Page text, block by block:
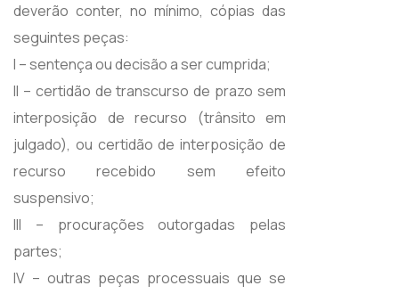
deverão conter, no mínimo, cópias das
seguintes peças:
I – sentença ou decisão a ser cumprida;
II – certidão de transcurso de prazo sem
interposição de recurso (trânsito em
julgado), ou certidão de interposição de
recurso recebido sem efeito
suspensivo;
III – procurações outorgadas pelas
partes;
IV – outras peças processuais que se